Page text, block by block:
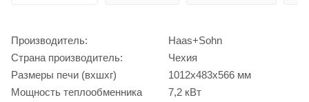
Производитель:
Haas+Sohn
Страна производитель:
Чехия
Размеры печи (вхшхг)
1012x483x566 мм
Мощность теплообменника
7,2 кВт